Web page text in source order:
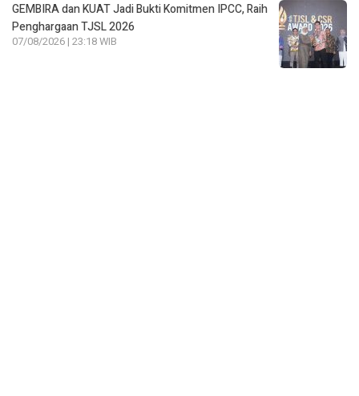
GEMBIRA dan KUAT Jadi Bukti Komitmen IPCC, Raih
Penghargaan TJSL 2026
07/08/2026 | 23:18 WIB